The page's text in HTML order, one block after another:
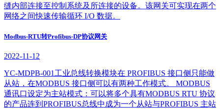
缝内部连接至控制系统及所连接的设备。该网关可实现在两个
网络之间快速传输循环 I/O 数据。
Modbus-RTU转Profibus-DP协议网关
2022-11-12
YC-MDPB-001工业总线转换模块在 PROFIBUS 接口侧只能做
从站，在MODBUS 接口侧可以有两种工作模式。 MODBUS
通讯口设定为主站模式：可以将多个具有MODBUS RTU 协议
的产品连到PROFIBUS总线中成为一个从站与PROFIBUS 主站